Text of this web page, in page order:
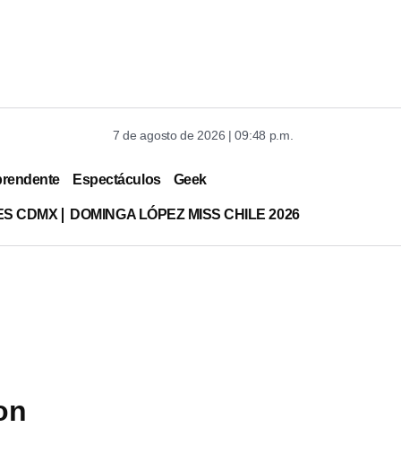
7 de agosto de 2026 | 09:48 p.m.
Espectáculos Geek
CDMX DOMINGA LÓPEZ MISS CHILE 2026